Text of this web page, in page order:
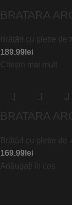
BRATARA
Brățări cu pietre de
189.99 lei
Citește mai mult
BRATARA
Brățări cu pietre de
169.99 lei
Adăugați în coș